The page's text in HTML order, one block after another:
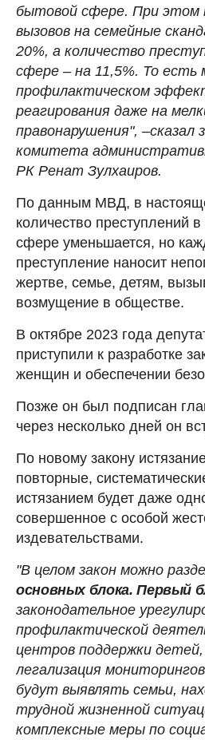
бытовой сфере. При этом
вызовов на семейные
20%, а количество
сфере – на 11,5%. То есть
профилактическом
реагирования даже на
правонарушения", –сказал
комитета
РК Ренат Зулхаиров.
По данным МВД, в
количество преступлений
сфере уменьшается, но
преступление наносит
жертве, семье, детям,
возмущение в обществе.
В октябре 2023 года
приступили к разработке
женщин и обеспечении
Позже он был подписан
через несколько дней он
По новому закону
повторные,
истязанием будет даже
совершенное с особой
издевательствами.
"В целом закон можно
основных блока. Первый
законодательное
профилактической
центров поддержки детей,
легализация
будут выявлять семьи,
трудной жизненной
комплексные меры по